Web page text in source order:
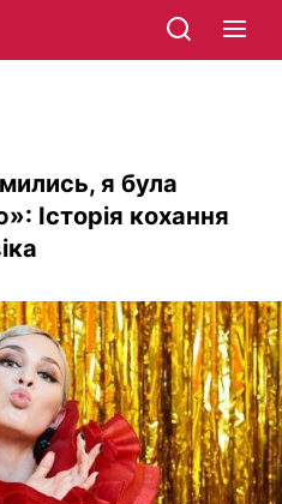
я була
Історія кохання